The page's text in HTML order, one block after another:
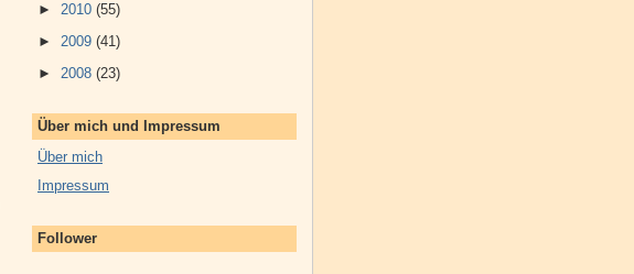
► 2010 (55)
► 2009 (41)
► 2008 (23)
Über mich und Impressum
Über mich
Impressum
Follower